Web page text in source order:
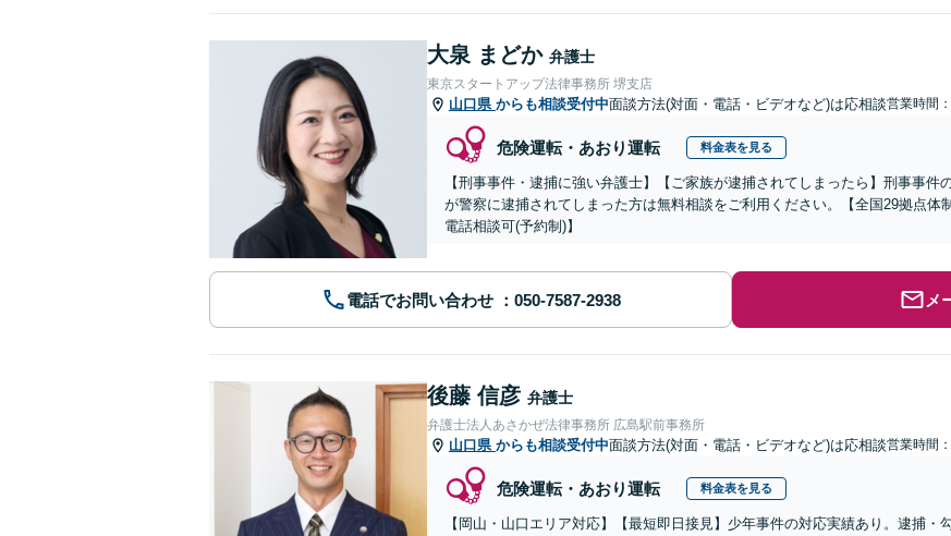
大泉 まどか 弁護士
東京スタートアップ法律事務所 堺支店
山口県 からも相談受付中面談方法(対面・電話・ビデオなど)は応相談営業時間
危険運転・あおり運転 料金表を見る
【刑事事件・逮捕に強い弁護士】【ご家族が逮捕されてしまったら】刑事事
が警察に逮捕されてしまった方は無料相談をご利用ください。【全国29拠点体
電話相談可(予約制)】
電話でお問い合わせ メ
後藤 信彦 弁護士
弁護士法人あさかぜ法律事務所 広島駅前事務所
山口県 からも相談受付中面談方法(対面・電話・ビデオなど)は応相談営業時間
危険運転・あおり運転 料金表を見る
【岡山・山口エリア対応】【最短即日接見】少年事件の対応実績あり。逮捕